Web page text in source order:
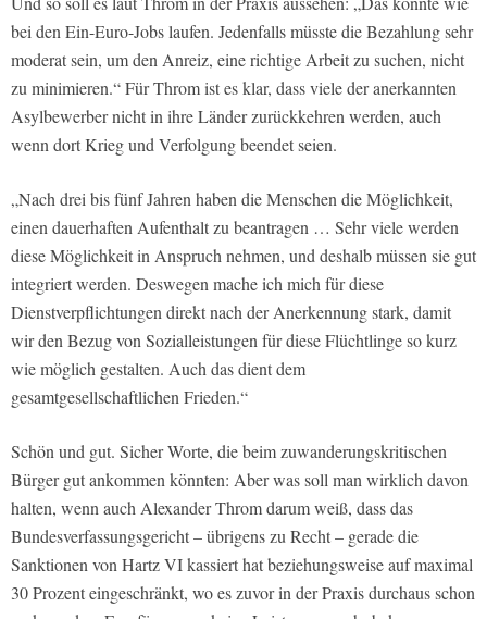
bei den Ein-Euro-Jobs laufen. Jedenfalls müsste die Bezahlung sehr
moderat sein, um den Anreiz, eine richtige Arbeit zu suchen, nicht
zu minimieren.“ Für Throm ist es klar, dass viele der anerkannten
Asylbewerber nicht in ihre Länder zurückkehren werden, auch
wenn dort Krieg und Verfolgung beendet seien.
„Nach drei bis fünf Jahren haben die Menschen die Möglichkeit,
einen dauerhaften Aufenthalt zu beantragen … Sehr viele werden
diese Möglichkeit in Anspruch nehmen, und deshalb müssen sie gut
integriert werden. Deswegen mache ich mich für diese
Dienstverpflichtungen direkt nach der Anerkennung stark, damit
wir den Bezug von Sozialleistungen für diese Flüchtlinge so kurz
wie möglich gestalten. Auch das dient dem
gesamtgesellschaftlichen Frieden.“
Schön und gut. Sicher Worte, die beim zuwanderungskritischen
Bürger gut ankommen könnten: Aber was soll man wirklich davon
halten, wenn auch Alexander Throm darum weiß, dass das
Bundesverfassungsgericht – übrigens zu Recht – gerade die
Sanktionen von Hartz VI kassiert hat beziehungsweise auf maximal
30 Prozent eingeschränkt, wo es zuvor in der Praxis durchaus schon